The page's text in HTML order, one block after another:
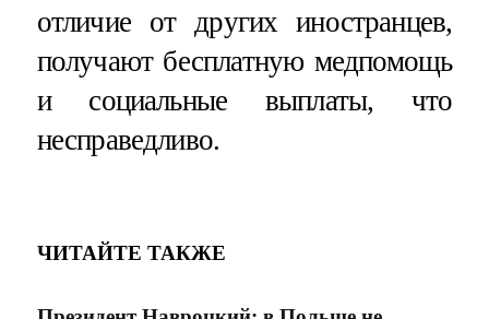
отличие от других иностранцев,
получают бесплатную медпомощь
и социальные выплаты, что
несправедливо.
ЧИТАЙТЕ ТАКЖЕ